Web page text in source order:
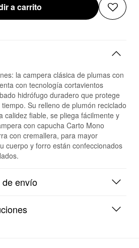
a carrito
la campera clásica de plumas con
con tecnología cortavientos
hidrófugo duradero que protege
Su relleno de plumón reciclado
calidez fiable, se pliega fácilmente y
con capucha Carto Mono
con cremallera, para mayor
cuerpo y forro están confeccionados
de envío